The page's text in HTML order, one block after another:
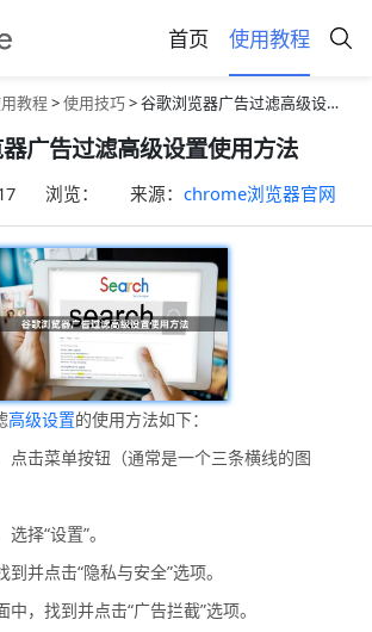
首页 使用教程
教程>使用技巧> 谷歌浏览器广告过滤高级设置使用方法
广告过滤高级设置使用方法
浏览： 来源： chrome浏览器官网
高级设置的使用方法如下：
点击菜单按钮（通常是一个三条横线的图
择“设置”。
并点击“隐私与安全”选项。
，找到并点击“广告拦截”选项。